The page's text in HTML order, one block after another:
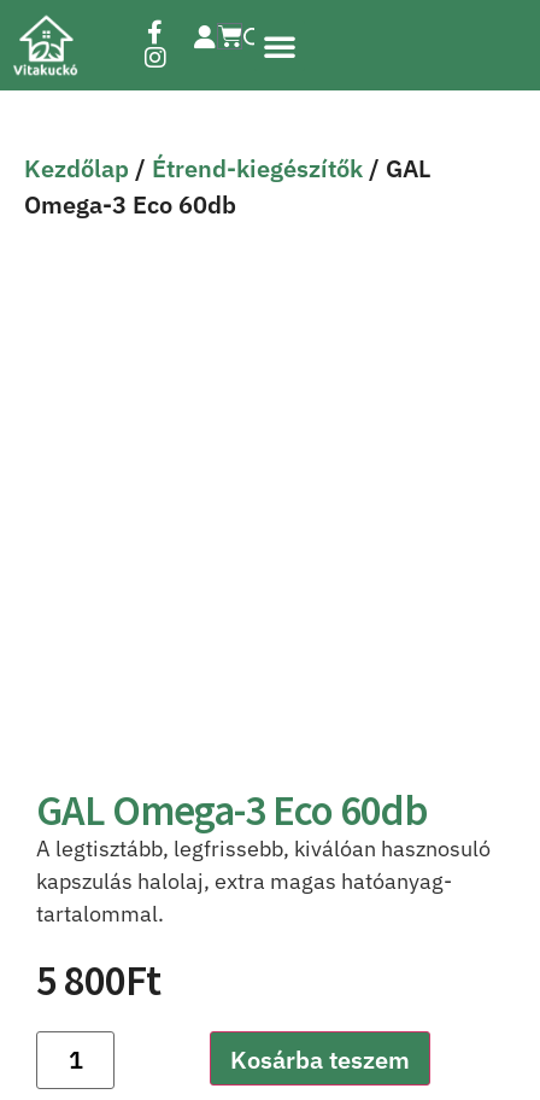
Kezdőlap / Étrend-kiegészítők / GAL
Omega-3 Eco 60db
GAL Omega-3 Eco 60db
A legtisztább, legfrissebb, kiválóan hasznosuló
kapszulás halolaj, extra magas hatóanyag-
tartalommal.
5 800Ft
Kosárba teszem